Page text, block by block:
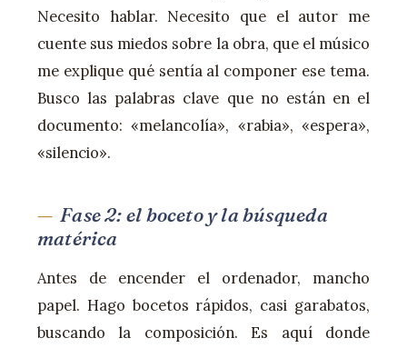
Necesito hablar. Necesito que el autor me
cuente sus miedos sobre la obra, que el músico
me explique qué sentía al componer ese tema.
Busco las palabras clave que no están en el
documento: «melancolía», «rabia», «espera»,
«silencio».
Fase 2: el boceto y la búsqueda
matérica
Antes de encender el ordenador, mancho
papel. Hago bocetos rápidos, casi garabatos,
buscando la composición. Es aquí donde